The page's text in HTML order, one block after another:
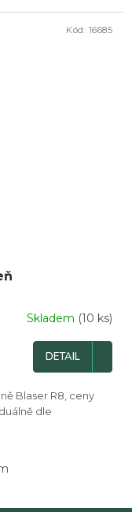
Skladem (10 ks)
DETAIL
Blaser R8, ceny
dle
Kód: 16685